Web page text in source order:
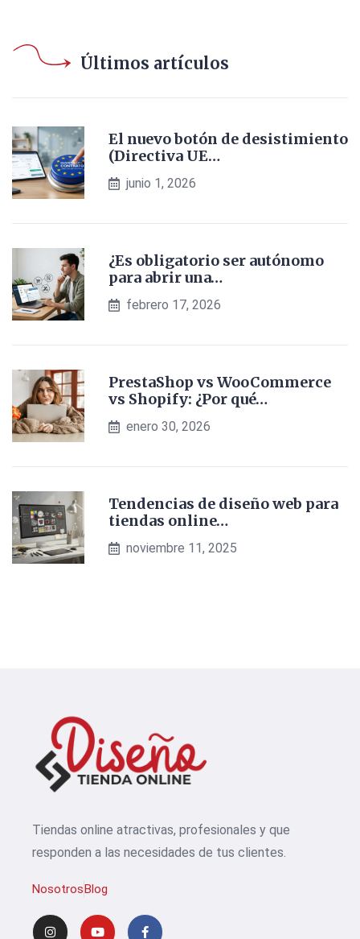
Últimos artículos
El nuevo botón de desistimiento
(Directiva UE…
junio 1, 2026
¿Es obligatorio ser autónomo
para abrir una…
febrero 17, 2026
PrestaShop vs WooCommerce
vs Shopify: ¿Por qué…
enero 30, 2026
Tendencias de diseño web para
tiendas online…
noviembre 11, 2025
Tiendas online atractivas, profesionales y que
responden a las necesidades de tus clientes.
NosotrosBlog